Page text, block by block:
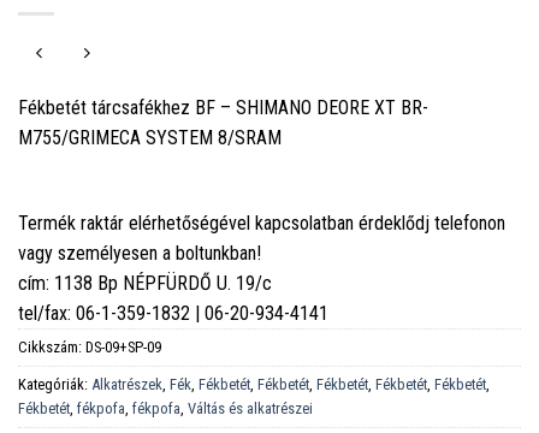
Fékbetét tárcsafékhez BF – SHIMANO DEORE XT BR-
M755/GRIMECA SYSTEM 8/SRAM
Termék raktár elérhetőségével kapcsolatban érdeklődj telefonon
vagy személyesen a boltunkban!
cím: 1138 Bp NÉPFÜRDŐ U. 19/c
tel/fax: 06-1-359-1832 | 06-20-934-4141
Cikkszám: DS-09+SP-09
Kategóriák: Alkatrészek Fék Fékbetét Fékbetét Fékbetét Fékbetét Fékbetét
Fékbetét fékpofa fékpofa Váltás és alkatrészei